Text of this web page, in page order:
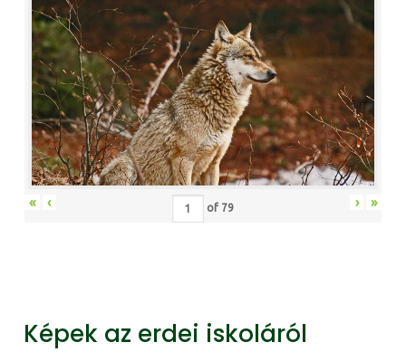
« ‹ of 79 › »
Képek az erdei iskoláról